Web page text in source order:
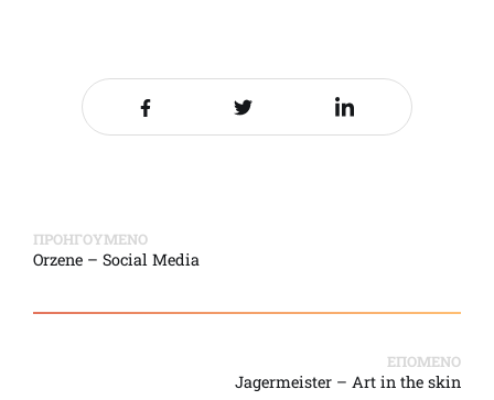
Share it on FacebookShare it on TwitterShare it on LinkedIn
ΠΡΟΗΓΟΥΜΕΝΟ
Orzene – Social Media
ΕΠΟΜΕΝΟ
Jagermeister – Art in the skin